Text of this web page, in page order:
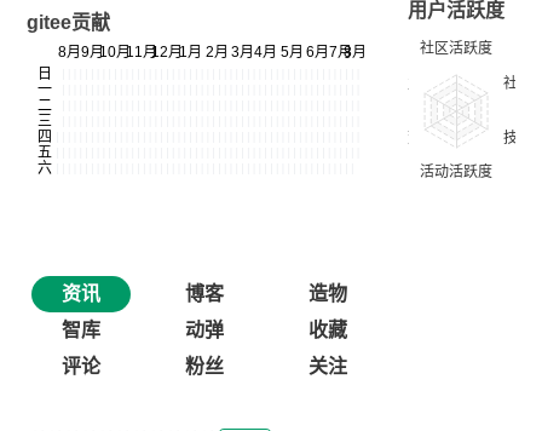
gitee贡献
用户活跃度
资讯 博客
造物
智库
动弹
收藏
评论
粉丝 关注